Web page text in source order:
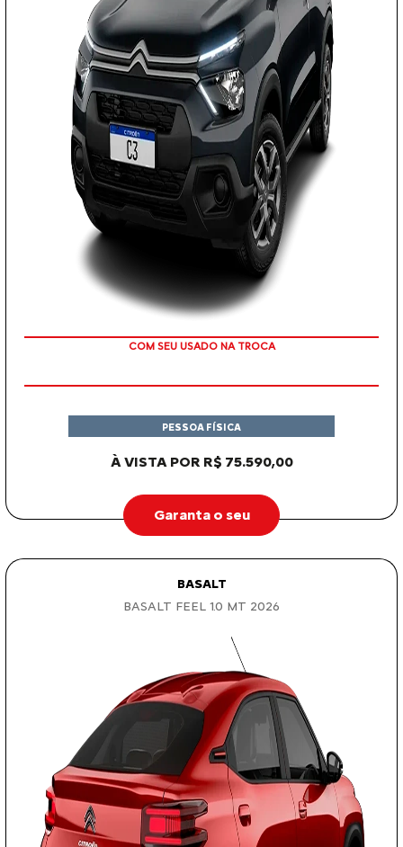
COM SEU USADO NA TROCA
À VISTA POR R$ 75.590,00
PESSOA FÍSICA
Garanta o seu
BASALT
BASALT FEEL 1.0 MT 2026